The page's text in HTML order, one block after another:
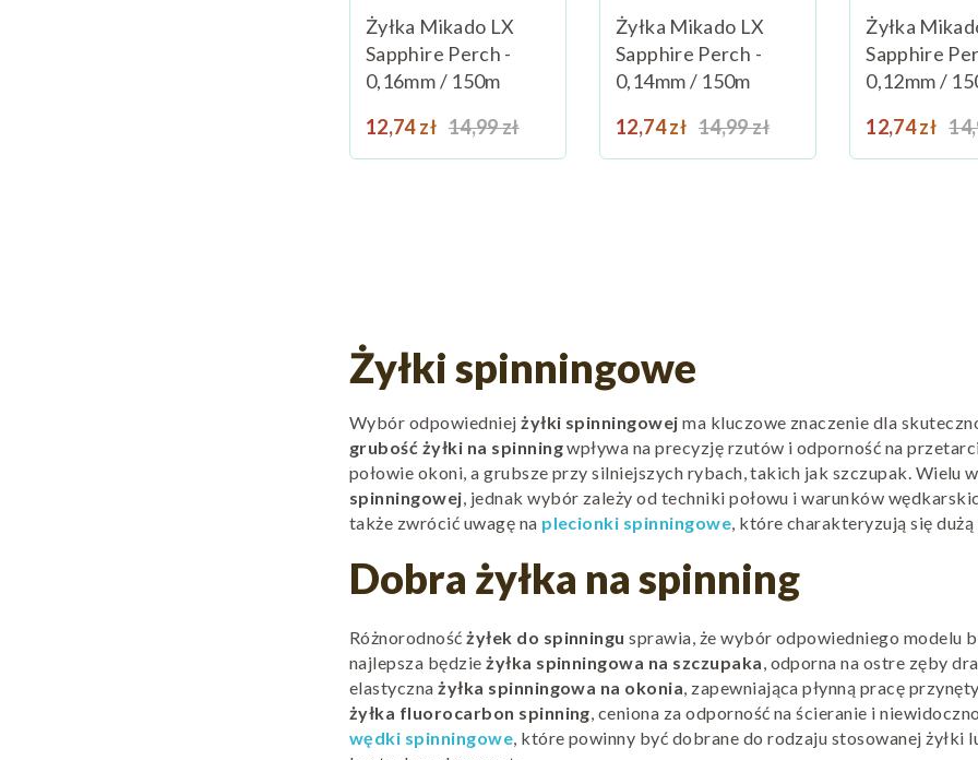
Żyłka Mikado LX
Sapphire Perch -
0,16mm / 150m
Cena
12,74 zł Cena podstawowa
14,99 zł
Żyłka Mikado LX
Sapphire Perch -
0,14mm / 150m
Cena
12,74 zł Cena podstawowa
14,99 zł
Żyłka
Sapphire
0,12mm /
Cena
12,74 zł
Żyłki spinningowe
Wybór odpowiedniejżyłki spinningowej ma kluczowe znaczenie dla
grubość żyłki na spinningwpływa na precyzję rzutów i odporność na
połowie okoni, a grubsze przy silniejszych rybach, takich jak szczupak. Wielu
spinningowej , jednak wybór zależy od techniki połowu i warunków
także zwrócić uwagę na plecionki spinningowe , które charakteryzują się
Dobra żyłka na spinning
Różnorodnośćżyłek do spinningu sprawia, że wybór odpowiedniego modelu
najlepsza będzieżyłka spinningowa na szczupaka , odporna na ostre zęby
elastycznażyłka spinningowa na okonia , zapewniająca płynną pracę
żyłka fluorocarbon spinning , ceniona za odporność na ścieranie i
wędki spinningowe , które powinny być dobrane do rodzaju stosowanej żyłki